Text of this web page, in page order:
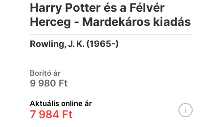
Harry Potter és a Félvér
Herceg - Mardekáros kiadás
Rowling, J. K. (1965-)
Borító ár
9 980 Ft
Aktuális online ár
7 984 Ft